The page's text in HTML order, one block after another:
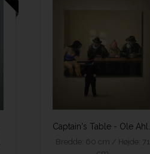
Bredde: 60 cm / Højde: 71